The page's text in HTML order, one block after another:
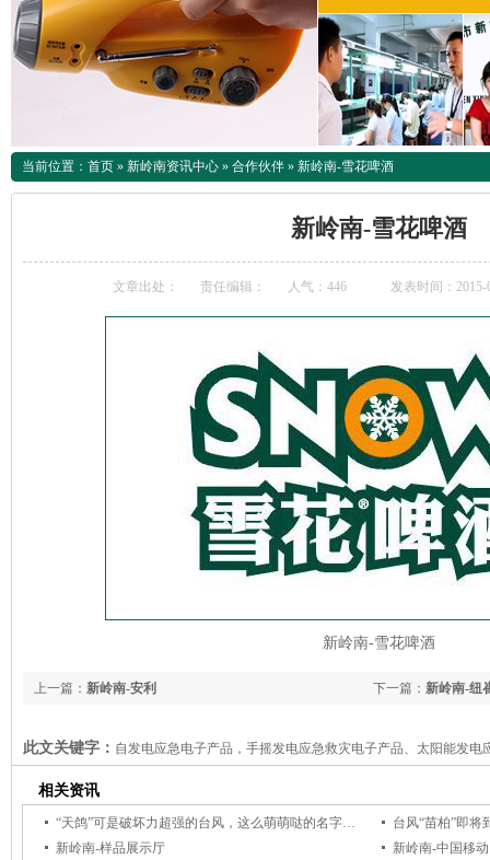
当前位置： 首页 » 新岭南资讯中心 » 合作伙伴 » 新岭南-雪花啤酒
新岭南-雪花啤酒
文章出处： 责任编辑： 人气： 446 发表时间：2015-
新岭南-雪花啤酒
下一篇： 新岭南-纽
上一篇： 新岭南-安利
此文关键字： 自发电应急电子产品，手摇发电应急救灾电子产品、太阳能发
机、太阳能发电手电筒收音机、可充电LED手电筒收音机、多功能汽车安全锤
急救灾方案和产品提供商
相关资讯
“天鸽”可是破坏力超强的台风，这么萌萌哒的名字到底是怎么来的？
新岭南-样品展示厅
新岭南-中国移动